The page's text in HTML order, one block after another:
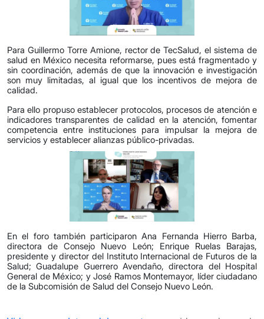
Para Guillermo Torre Amione, rector de TecSalud, el sistema de
salud en México necesita reformarse, pues está fragmentado y
sin coordinación, además de que la innovación e investigación
son muy limitadas, al igual que los incentivos de mejora de
calidad.
Para ello propuso establecer protocolos, procesos de atención e
indicadores transparentes de calidad en la atención, fomentar
competencia entre instituciones para impulsar la mejora de
servicios y establecer alianzas público-privadas.
En el foro también participaron Ana Fernanda Hierro Barba,
directora de Consejo Nuevo León; Enrique Ruelas Barajas,
presidente y director del Instituto Internacional de Futuros de la
Salud; Guadalupe Guerrero Avendaño, directora del Hospital
General de México; y José Ramos Montemayor, líder ciudadano
de la Subcomisión de Salud del Consejo Nuevo León.